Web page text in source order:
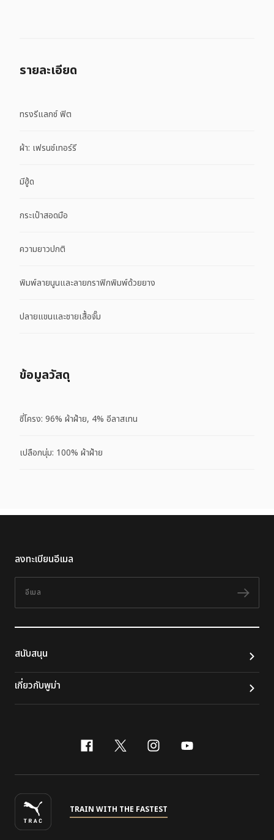
รายละเอียด
ทรงรีแลกซ์ ฟิต
ผ้า: เฟรนช์เทอร์รี
มีฮู้ด
กระเป๋าสอดมือ
ความยาวปกติ
พิมพ์ลายนูนและลายกราฟิกพิมพ์ด้วยยาง
ปลายแขนและชายเสื้อจั๊ม
ข้อมูลวัสดุ
ซี่โครง: 96% ผ้าฝ้าย, 4% อีลาสเทน
เปลือกนุ่ม: 100% ผ้าฝ้าย
ลงทะเบียนอีเมล
ติดต
สนับสนุน
เกี่ยวกับพูม่า
facebook
x-twitter
instagram
youtube
TRAIN WITH THE FASTEST